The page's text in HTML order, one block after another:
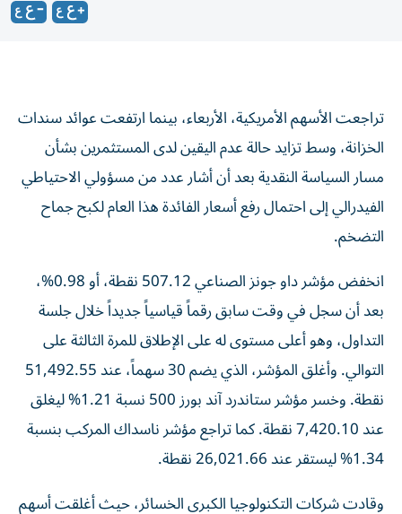
تراجعت الأسهم الأمريكية، الأربعاء، بينما ارتفعت عوائد سندات
الخزانة، وسط تزايد حالة عدم اليقين لدى المستثمرين بشأن
مسار السياسة النقدية بعد أن أشار عدد من مسؤولي الاحتياطي
الفيدرالي إلى احتمال رفع أسعار الفائدة هذا العام لكبح جماح
التضخم.
انخفض مؤشر داو جونز الصناعي 507.12 نقطة، أو 0.98%،
بعد أن سجل في وقت سابق رقماً قياسياً جديداً خلال جلسة
التداول، وهو أعلى مستوى له على الإطلاق للمرة الثالثة على
التوالي. وأغلق المؤشر، الذي يضم 30 سهماً، عند 51,492.55
نقطة. وخسر مؤشر ستاندرد آند بورز 500 نسبة 1.21% ليغلق
عند 7,420.10 نقطة. كما تراجع مؤشر ناسداك المركب بنسبة
1.34% ليستقر عند 26,021.66 نقطة.
وقادت شركات التكنولوجيا الكبرى الخسائر، حيث أغلقت أسهم